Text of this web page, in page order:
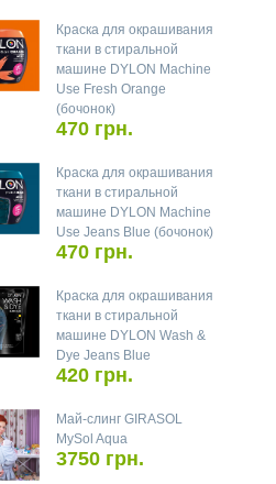
Краска для окрашивания
ткани в стиральной
машине DYLON Machine
Use Fresh Orange
(бочонок)
470 грн.
Краска для окрашивания
ткани в стиральной
машине DYLON Machine
Use Jeans Blue (бочонок)
470 грн.
Краска для окрашивания
ткани в стиральной
машине DYLON Wash &
Dye Jeans Blue
420 грн.
Май-слинг GIRASOL
MySol Aqua
3750 грн.